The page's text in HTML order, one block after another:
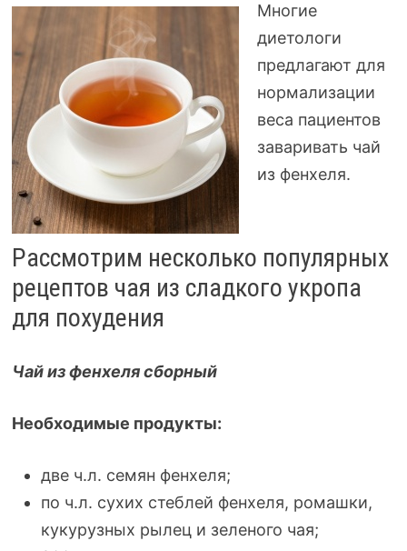
Многие
диетологи
предлагают для
нормализации
веса пациентов
заваривать чай
из фенхеля.
Рассмотрим несколько популярных
рецептов чая из сладкого укропа
для похудения
Чай из фенхеля сборный
Необходимые продукты:
две ч.л. семян фенхеля;
по ч.л. сухих стеблей фенхеля, ромашки,
кукурузных рылец и зеленого чая;